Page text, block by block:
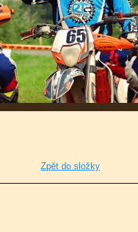
Zpět do složky